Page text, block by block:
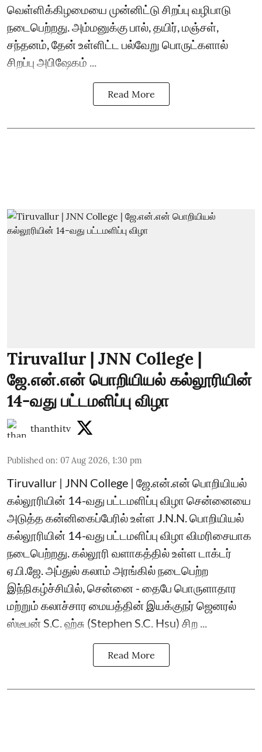
வெள்ளிக்கிழமையை முன்னிட்டு சிறப்பு வழிபாடு
நடைபெற்றது. அம்மனுக்கு பால், தயிர், மஞ்சள்,
சந்தனம், தேன் உள்ளிட்ட பல்வேறு பொருட்களால்
சிறப்பு அபிஷேகம் ...
Read More
Tiruvallur | JNN College |
ஜே.என்.என் பொறியியல் கல்லூரியின்
14-வது பட்டமளிப்பு விழா
thanthitv
Published on: 07 Aug 2026, 1:30 pm
Tiruvallur | JNN College | ஜே.என்.என் பொறியியல்
கல்லூரியின் 14-வது பட்டமளிப்பு விழா சென்னையை
அடுத்த கன்னிகைப்பேரில் உள்ள J.N.N. பொறியியல்
கல்லூரியின் 14-வது பட்டமளிப்பு விழா விமரிசையாக
நடைபெற்றது. கல்லூரி வளாகத்தில் உள்ள டாக்டர்
ஏ.பி.ஜே. அப்துல் கலாம் அரங்கில் நடைபெற்ற
இந்நிகழ்ச்சியில், சென்னை - தைபே பொருளாதார
மற்றும் கலாச்சார மையத்தின் இயக்குநர் ஜெனரல்
ஸ்டீபன் S.C. ஹ்சு (Stephen S.C. Hsu) சிற ...
Read More